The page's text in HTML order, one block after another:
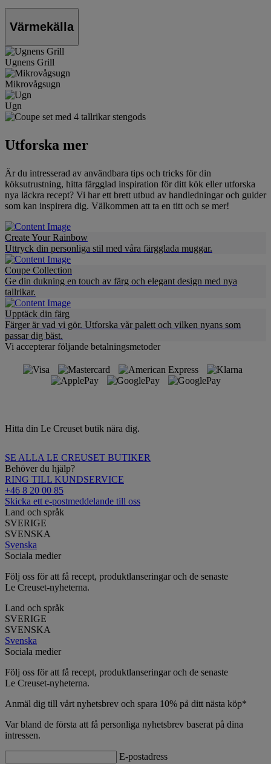
Värmekälla
Ugnens Grill
Mikrovågsugn
Ugn
Utforska mer
Är du intresserad av användbara tips och tricks för din
köksutrustning, hitta färgglad inspiration för ditt kök eller utforska
nya läckra recept? Vi har ett brett utbud av handledningar och guider
som kan inspirera dig. Välkommen att ta en titt och se mer!
Create Your Rainbow
Uttryck din personliga stil med våra färgglada muggar.
Coupe Collection
Ge din dukning en touch av färg och elegant design med nya
tallrikar.
Upptäck din färg
Färger är vad vi gör. Utforska vår palett och vilken nyans som
passar dig bäst.
Vi accepterar följande betalningsmetoder
Hitta din Le Creuset butik nära dig.
SE ALLA LE CREUSET BUTIKER
Behöver du hjälp?
RING TILL KUNDSERVICE
+46 8 20 00 85
Skicka ett e-postmeddelande till oss
Land och språk
SVERIGE
SVENSKA
Svenska
Sociala medier
Följ oss för att få recept, produktlanseringar och de senaste
Le Creuset-nyheterna.
Land och språk
SVERIGE
SVENSKA
Svenska
Sociala medier
Följ oss för att få recept, produktlanseringar och de senaste
Le Creuset-nyheterna.
Anmäl dig till vårt nyhetsbrev och spara 10% på ditt nästa köp*
Var bland de första att få personliga nyhetsbrev baserat på dina
intressen.
E-postadress